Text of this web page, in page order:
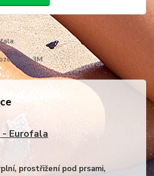
- 3M
Eurofala
prostřižení pod prsami,